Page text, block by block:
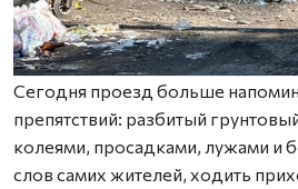
Сегодня проезд больше
препятствий: разбитый
колеями, просадками, лужами и
слов самих жителей, ходить